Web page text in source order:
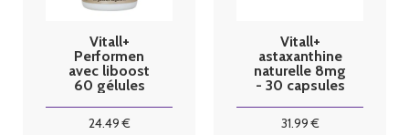
Vitall+
Performen
avec liboost
60 gélules
24.49€
Vitall+
astaxanthine
naturelle 8mg
- 30 capsules
31.99€